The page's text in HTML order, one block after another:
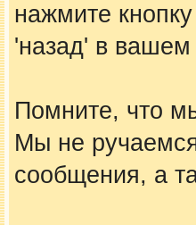
нажмите
'назад' в вашем
Помните, что
Мы не ручаемся
сообщения, а